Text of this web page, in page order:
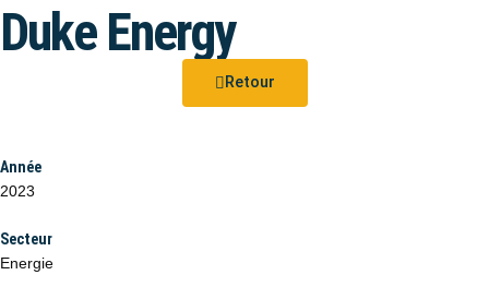
Duke Energy
Retour
Année
2023
Secteur
Energie